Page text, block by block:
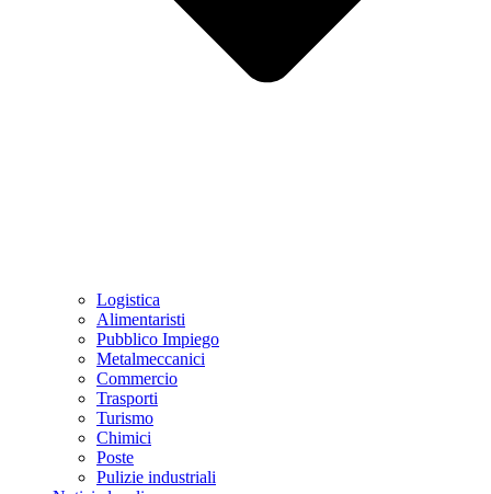
Logistica
Alimentaristi
Pubblico Impiego
Metalmeccanici
Commercio
Trasporti
Turismo
Chimici
Poste
Pulizie industriali